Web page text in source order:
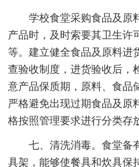
学校食堂采购食品及原
产品时，及时索要其卫生许
等。建立健全食品及原料进
查验收制度，进货验收后，
意产品保质期，原料、食品
严格避免出现过期食品及原
格按照管理要求进行分类存
七、清洗消毒。食堂备
具架，能够使餐具和炊具保